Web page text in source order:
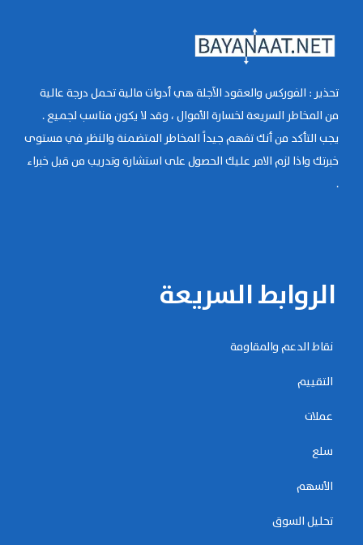
تحذير : الفوركس والعقود الآجلة هي أدوات مالية تحمل درجة عالية
من المخاطر السريعة لخسارة الأموال ، وقد لا يكون مناسب لجميع .
يجب التأكد من أنك تفهم جيداً المخاطر المتضمنة والنظر في مستوى
خبرتك واذا لزم الامر عليك الحصول على استشارة وتدريب من قبل خبراء
.
الروابط السريعة
نقاط الدعم والمقاومة
التقييم
عملات
سلع
الأسهم
تحليل السوق